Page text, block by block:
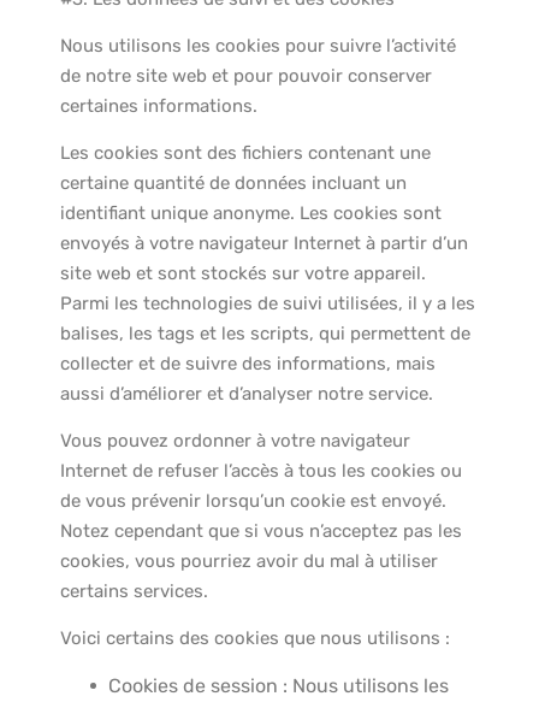
Nous utilisons les cookies pour suivre l’activité
de notre site web et pour pouvoir conserver
certaines informations.
Les cookies sont des fichiers contenant une
certaine quantité de données incluant un
identifiant unique anonyme. Les cookies sont
envoyés à votre navigateur Internet à partir d’un
site web et sont stockés sur votre appareil.
Parmi les technologies de suivi utilisées, il y a les
balises, les tags et les scripts, qui permettent de
collecter et de suivre des informations, mais
aussi d’améliorer et d’analyser notre service.
Vous pouvez ordonner à votre navigateur
Internet de refuser l’accès à tous les cookies ou
de vous prévenir lorsqu’un cookie est envoyé.
Notez cependant que si vous n’acceptez pas les
cookies, vous pourriez avoir du mal à utiliser
certains services.
Voici certains des cookies que nous utilisons :
Cookies de session : Nous utilisons les